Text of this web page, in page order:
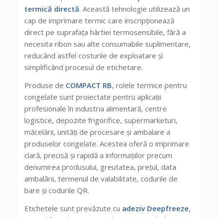
termică directă. Această tehnologie utilizează un
cap de imprimare termic care inscripționează
direct pe suprafața hârtiei termosensibile, fără a
necesita ribon sau alte consumabile suplimentare,
reducând astfel costurile de exploatare și
simplificând procesul de etichetare.
Produse de COMPACT RB, rolele termice pentru
congelate sunt proiectate pentru aplicații
profesionale în industria alimentară, centre
logistice, depozite frigorifice, supermarketuri,
măcelării, unități de procesare și ambalare a
produselor congelate. Acestea oferă o imprimare
clară, precisă și rapidă a informațiilor precum
denumirea produsului, greutatea, prețul, data
ambalării, termenul de valabilitate, codurile de
bare și codurile QR.
Etichetele sunt prevăzute cu adeziv Deepfreeze,